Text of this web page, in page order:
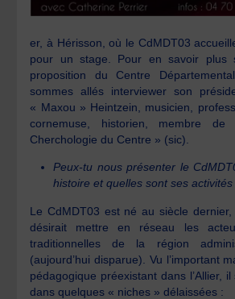
er, à Hérisson, où le CdMDT03
pour un stage. Pour en savoir plus
proposition du Centre
sommes allés interviewer son
« Maxou » Heintzein, musicien,
cornemuse, historien, membre de
Cherchologie du Centre » (sic).
Peux-tu nous présenter le
histoire et quelles sont ses activités
Le CdMDT03 est né au siècle dernier,
désirait mettre en réseau les
traditionnelles de la région
(aujourd’hui disparue). Vu l’important
pédagogique préexistant dans l’Allier,
dans quelques « niches » délaissées :